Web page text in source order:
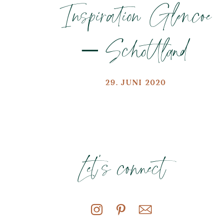
Inspiration Glencoe
– Schottland
29. JUNI 2020
Let's connect